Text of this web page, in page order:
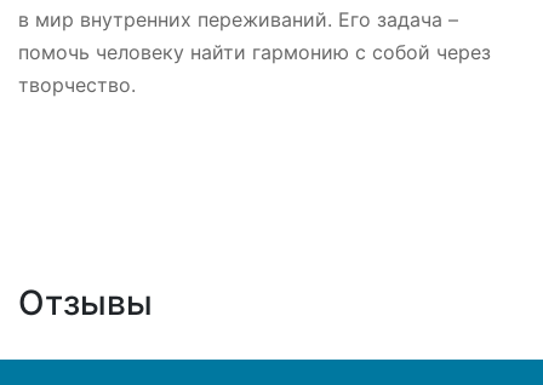
в мир внутренних переживаний. Его задача –
помочь человеку найти гармонию с собой через
творчество.
Отзывы